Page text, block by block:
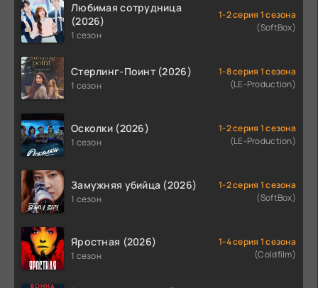
Любимая сотрудница
(2026)
1 сезон
1-2 серия 1 сезона
(SoftBox)
Стерлинг-Поинт (2026)
1 сезон
1-8 серия 1 сезона
(LE-Production)
Осколки (2026)
1 сезон
1-2 серия 1 сезона
(LE-Production)
Замужняя убийца (2026)
1 сезон
1-2 серия 1 сезона
(SoftBox)
Яростная (2026)
1 сезон
1-4 серия 1 сезона
(Coldfilm)